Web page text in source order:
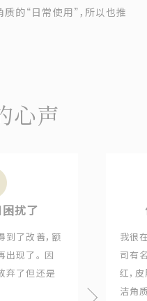
的“日常使用”，所以也推
心声
扰了
到了改善，额
出现了。 因
弃了但还是
我很
司有
红，
洁角